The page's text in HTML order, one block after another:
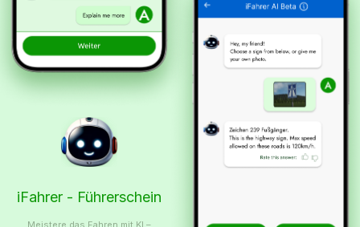
iFahrer - Führerschein
Meistere das Fahren mit KI –